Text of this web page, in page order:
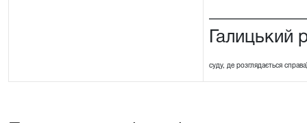
суду, де розглядається